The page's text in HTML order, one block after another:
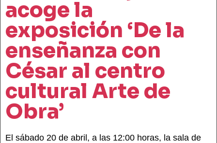
acoge la
exposición ‘De la
enseñanza con
César al centro
cultural Arte de
Obra’
El sábado 20 de abril, a las 12:00 horas, la sala de